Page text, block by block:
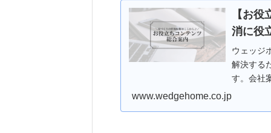
【お
消に役
ウェッジ
解決する
す。会社
www.wedgehome.co.jp